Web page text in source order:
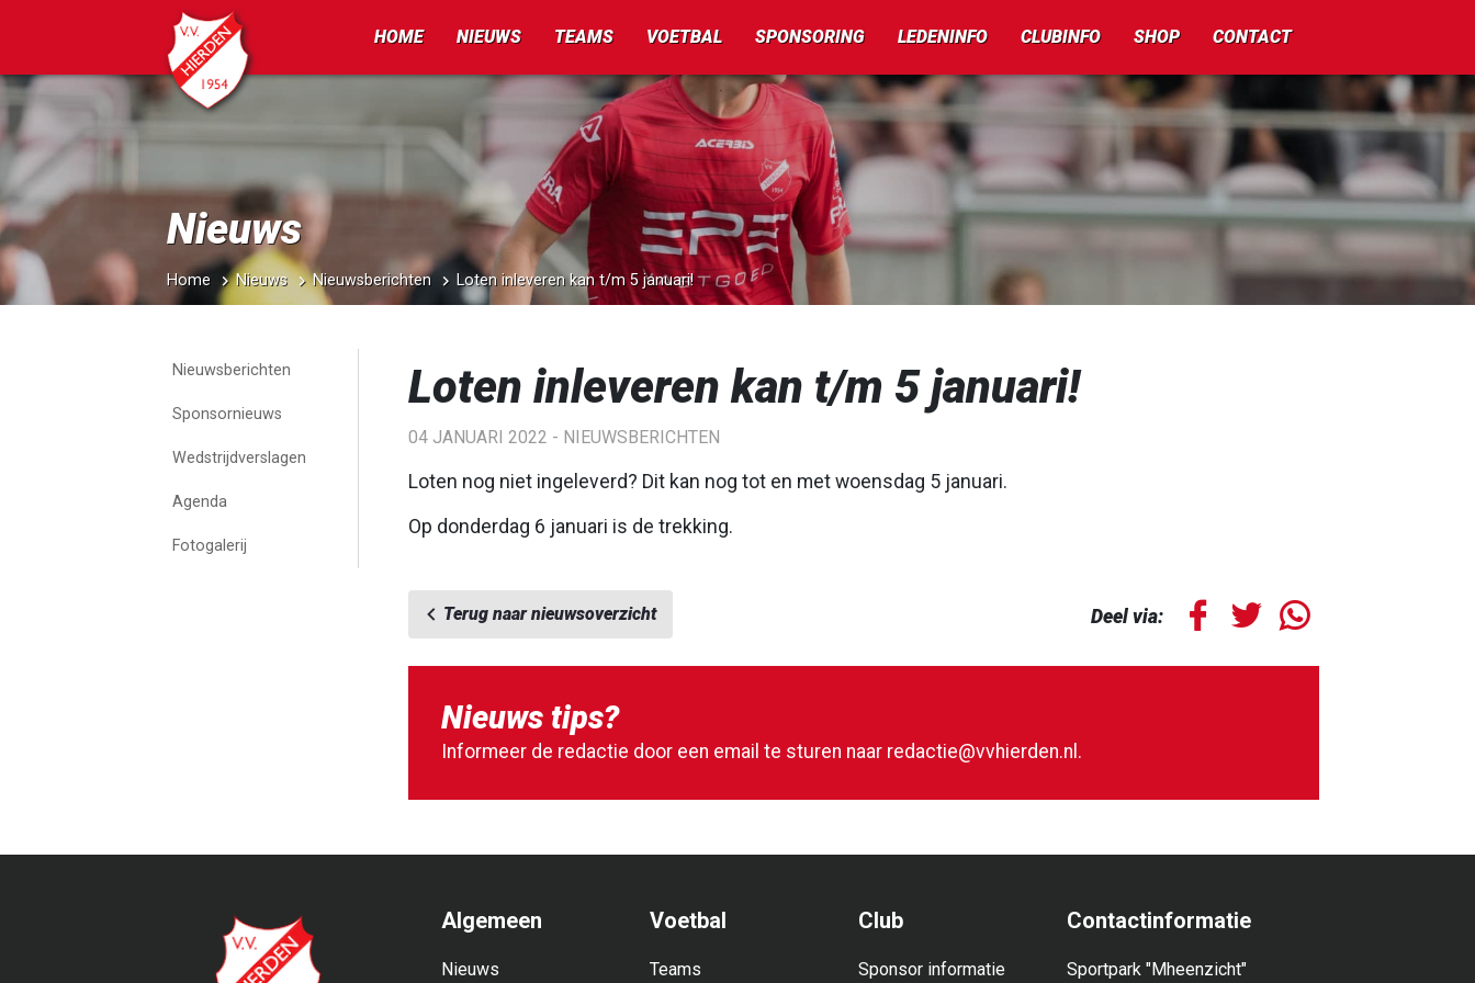
HOME NIEUWS TEAMS VOETBAL SPONSORING LEDENINFO CLUBINFO SHOP CONTACT
Nieuws
Home Nieuws Nieuwsberichten Loten inleveren kan t/m 5 januari!
Nieuwsberichten
Sponsornieuws
Wedstrijdverslagen
Agenda
Fotogalerij
Loten inleveren kan t/m 5 januari!
04 JANUARI 2022 - NIEUWSBERICHTEN
Loten nog niet ingeleverd? Dit kan nog tot en met woensdag 5 januari.
Op donderdag 6 januari is de trekking.
Terug naar nieuwsoverzicht Deel via:
Nieuws tips?
Informeer de redactie door een email te sturen naar redactie@vvhierden.nl .
Algemeen
Nieuws
Voetbal
Teams
Club
Sponsor informatie
Contactinformatie
Sportpark "Mheenzicht"